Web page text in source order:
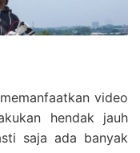
video
hendak jauh
saja ada banyak